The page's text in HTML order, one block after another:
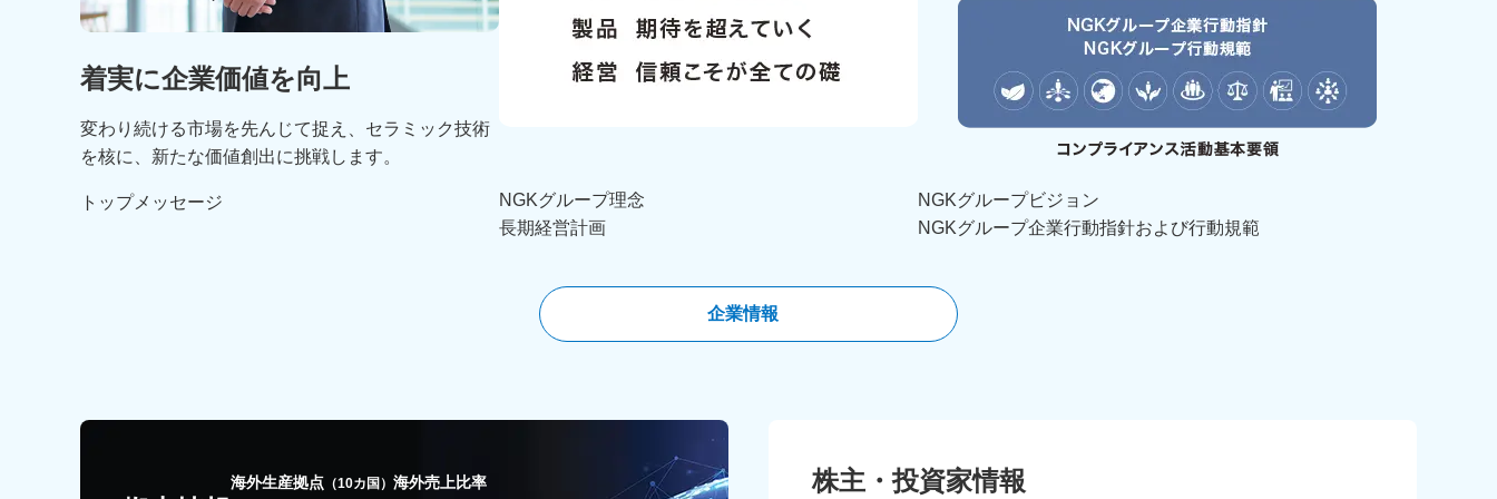
着実に企業価値を向上
変わり続ける市場を先んじて捉え、 セラミック技術
を核に、新たな価値創出に挑戦します。
トップメッセージ NGKグループ理念
NGKグループビジョン
長期経営計画
NGKグループ企業行動指針および行動規範
企業情報
海外生産拠点 （10カ国） 海外売上比率 株主・投資家情報